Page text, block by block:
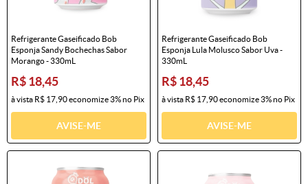
Refrigerante Gaseificado Bob
Esponja Sandy Bochechas Sabor
Morango - 330mL
R$ 18,45
à vista R$ 17,90economize3%no Pix
AVISE-ME
Refrigerante Gaseificado Bob
Esponja Lula Molusco Sabor Uva -
330mL
R$ 18,45
à vista R$ 17,90economize3%no Pix
AVISE-ME